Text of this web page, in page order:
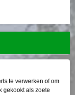
te verwerken of om
gekookt als zoete